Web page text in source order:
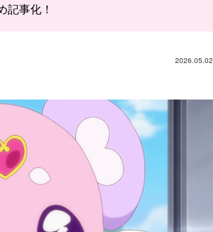
記事化！
2026.05.02